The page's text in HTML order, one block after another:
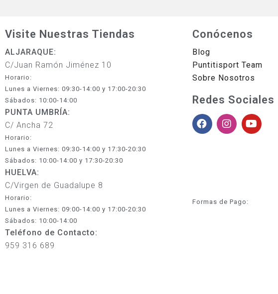
Visite Nuestras Tiendas
ALJARAQUE:
C/Juan Ramón Jiménez 10
Horario:
Lunes a Viernes: 09:30-14:00 y 17:00-20:30
Sábados: 10:00-14:00
PUNTA UMBRÍA:
C/ Ancha 72
Horario:
Lunes a Viernes: 09:30-14:00 y 17:30-20:30
Sábados: 10:00-14:00 y 17:30-20:30
HUELVA:
C/Virgen de Guadalupe 8
Horario:
Lunes a Viernes: 09:00-14:00 y 17:00-20:30
Sábados: 10:00-14:00
Teléfono de Contacto:
959 316 689
Conócenos
Blog
Puntitisport Team
Sobre Nosotros
Redes Sociales
Formas de Pago: